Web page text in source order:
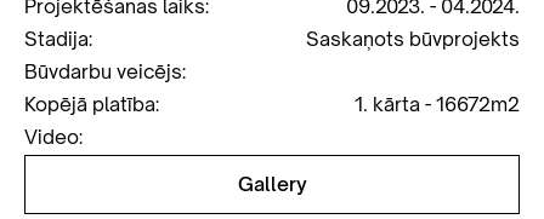
Projektēšanas laiks:
09.2023. - 04.2024.
Stadija:
Saskaņots būvprojekts
Būvdarbu veicējs:
Kopējā platība:
1. kārta - 16672m2
Video:
Gallery